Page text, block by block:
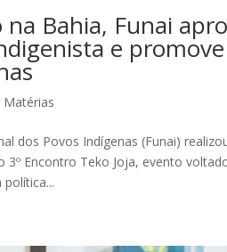
Bahia, Funai
e
Matérias
dos Povos Indígenas (Funai)
3º Encontro Teko Joja, evento